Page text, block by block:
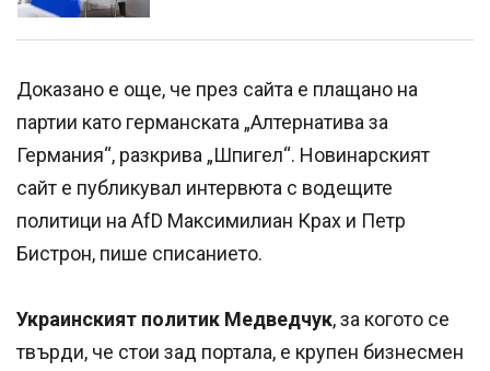
Доказано е още, че през сайта е плащано на
партии като германската „Алтернатива за
Германия“, разкрива „Шпигел“. Новинарският
сайт е публикувал интервюта с водещите
политици на AfD Максимилиан Крах и Петр
Бистрон, пише списанието.
Украинският политик Медведчук, за когото се
твърди, че стои зад портала, е крупен бизнесмен